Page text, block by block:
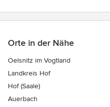
Orte in der Nähe
Oelsnitz im Vogtland
Landkreis Hof
Hof (Saale)
Auerbach